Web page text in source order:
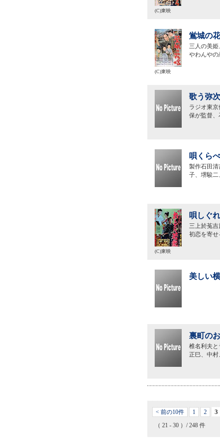
(C)東映
鴬城の
三人の美
やわんや
(C)東映
歌う弥
ラジオ東
保が監督
唄くら
製作石田
子、堺駿
唄しぐ
三上於菟
初恋を寄
(C)東映
美しい
裏町の
椎名利夫
正巳、中
< 前の10件 1 2 3
（ 21 - 30 ）/ 248 件